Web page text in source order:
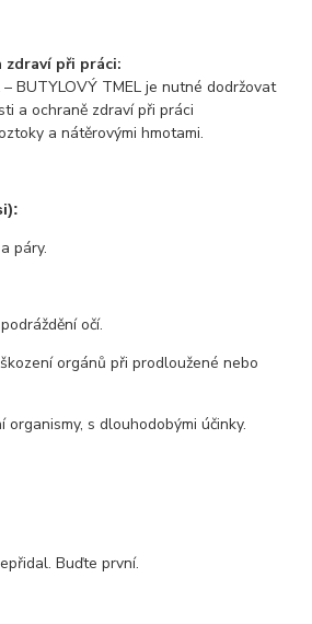
zdraví při práci:
BUTYLOVÝ TMEL je nutné dodržovat
a ochraně zdraví při práci
a nátěrovými hmotami.
páry.
očí.
orgánů při prodloužené nebo
organismy, s dlouhodobými účinky.
Buďte první.